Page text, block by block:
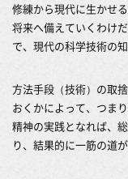
修練から現代に生かせ
将来へ備えていくわけ
で、現代の科学技術の
方法手段（技術）の取
おくかによって、つま
精神の実践となれば、
り、結果的に一筋の道